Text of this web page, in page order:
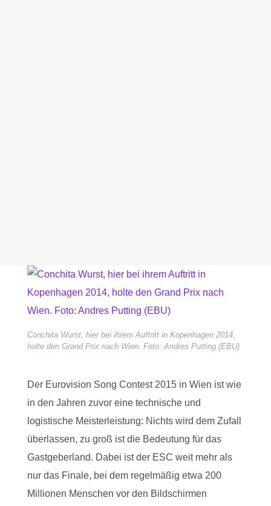
Conchita Wurst, hier bei ihrem Auftritt in Kopenhagen 2014,
holte den Grand Prix nach Wien. Foto: Andres Putting (EBU)
Der Eurovision Song Contest 2015 in Wien ist wie
in den Jahren zuvor eine technische und
logistische Meisterleistung: Nichts wird dem Zufall
überlassen, zu groß ist die Bedeutung für das
Gastgeberland. Dabei ist der ESC weit mehr als
nur das Finale, bei dem regelmäßig etwa 200
Millionen Menschen vor den Bildschirmen